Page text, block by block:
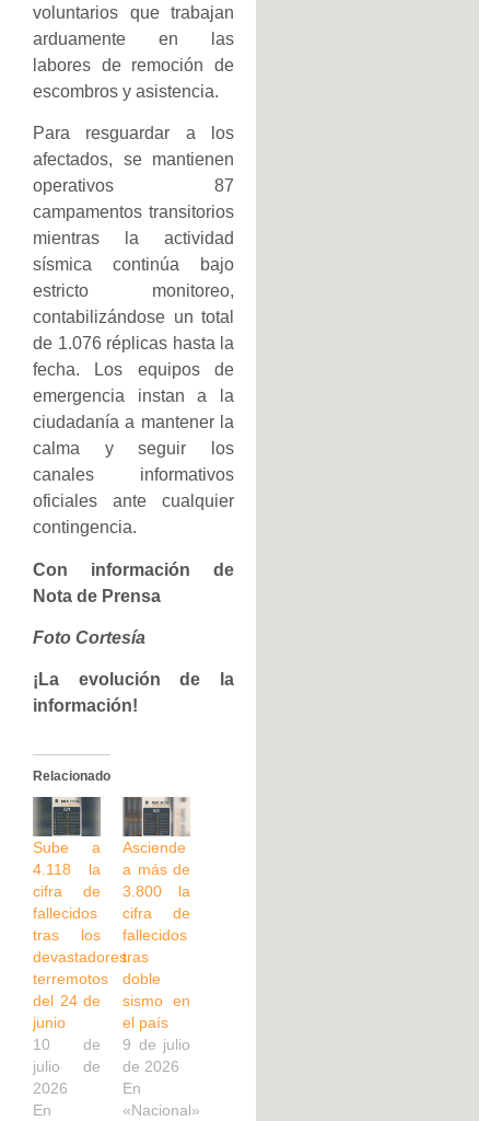
voluntarios que trabajan
arduamente en las
labores de remoción de
escombros y asistencia.
Para resguardar a los
afectados, se mantienen
operativos 87
campamentos transitorios
mientras la actividad
sísmica continúa bajo
estricto monitoreo,
contabilizándose un total
de 1.076 réplicas hasta la
fecha. Los equipos de
emergencia instan a la
ciudadanía a mantener la
calma y seguir los
canales informativos
oficiales ante cualquier
contingencia.
Con información de
Nota de Prensa
Foto Cortesía
¡La evolución de la
información!
Relacionado
Sube a
4.118 la
cifra de
fallecidos
tras los
devastadores
terremotos
del 24 de
junio
10 de
julio de
2026
En
Asciende
a más de
3.800 la
cifra de
fallecidos
tras
doble
sismo en
el país
9 de julio
de 2026
En
«Nacional»